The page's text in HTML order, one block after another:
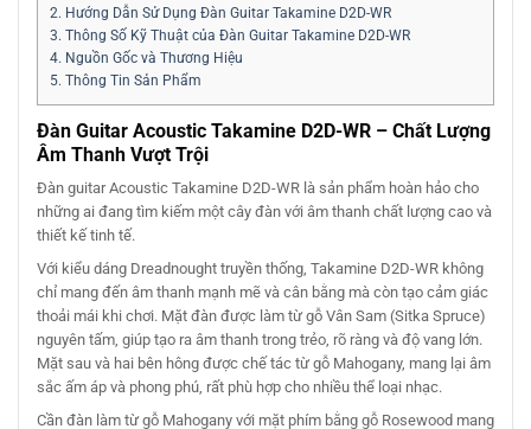
2. Hướng Dẫn Sử Dụng Đàn Guitar Takamine D2D-WR
3. Thông Số Kỹ Thuật của Đàn Guitar Takamine D2D-WR
4. Nguồn Gốc và Thương Hiệu
5. Thông Tin Sản Phẩm
Đàn Guitar Acoustic Takamine D2D-WR – Chất Lượng
Âm Thanh Vượt Trội
Đàn guitar Acoustic Takamine D2D-WR là sản phẩm hoàn hảo cho
những ai đang tìm kiếm một cây đàn với âm thanh chất lượng cao và
thiết kế tinh tế.
Với kiểu dáng Dreadnought truyền thống, Takamine D2D-WR không
chỉ mang đến âm thanh mạnh mẽ và cân bằng mà còn tạo cảm giác
thoải mái khi chơi. Mặt đàn được làm từ gỗ Vân Sam (Sitka Spruce)
nguyên tấm, giúp tạo ra âm thanh trong trẻo, rõ ràng và độ vang lớn.
Mặt sau và hai bên hông được chế tác từ gỗ Mahogany, mang lại âm
sắc ấm áp và phong phú, rất phù hợp cho nhiều thể loại nhạc.
Cần đàn làm từ gỗ Mahogany với mặt phím bằng gỗ Rosewood mang